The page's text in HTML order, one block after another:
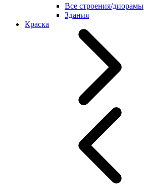
Все строения/диорамы
Здания
Краска